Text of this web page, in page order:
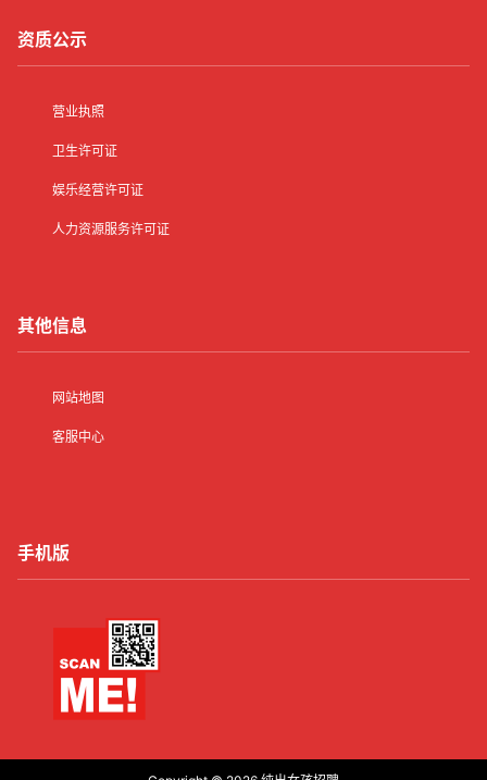
资质公示
营业执照
卫生许可证
娱乐经营许可证
人力资源服务许可证
其他信息
网站地图
客服中心
手机版